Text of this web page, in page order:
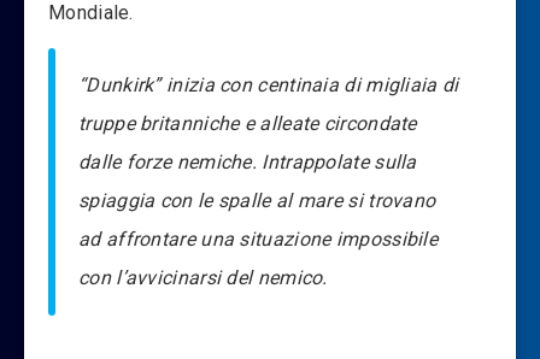
Mondiale.
“Dunkirk” inizia con centinaia di migliaia di
truppe britanniche e alleate circondate
dalle forze nemiche. Intrappolate sulla
spiaggia con le spalle al mare si trovano
ad affrontare una situazione impossibile
con l’avvicinarsi del nemico.